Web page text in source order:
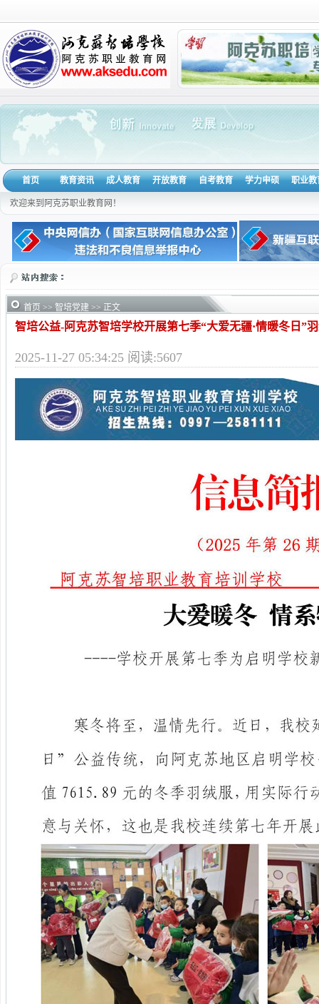
首页 教育资讯 成人教育 开放教育 自考教育 学力申硕 职业教
欢迎来到阿克苏职业教育网！
首页 >> 智培党建 >> 正文
智培公益-阿克苏智培学校开展第七季“大爱无疆·情暖冬日”
2025-11-27 05:34:25 阅读:5607